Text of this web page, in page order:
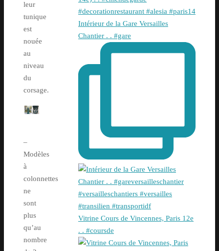
leur
tunique
est
nouée
au
niveau
du
corsage.
–
Modèles
à
colonnettes
ne
sont
plus
qu’au
nombre
Intérieur de la Gare Versailles
Chantier . . #gare
Vitrine Cours de Vincennes, Paris 12e
. . #coursde